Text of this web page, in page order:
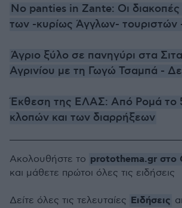
No panties in Zante: Oι
των -κυρίως Άγγλων- τουριστών
Άγριο ξύλο σε πανηγύρι στα
Αγρινίου με τη Γωγώ Τσαμπά -
Έκθεση της ΕΛΑΣ: Από Ρομά το
κλοπών και των διαρρήξεων
Ακολουθήστε το protothema.gr στο
και μάθετε πρώτοι όλες τις ειδήσεις
Δείτε όλες τις τελευταίες Ειδήσεις